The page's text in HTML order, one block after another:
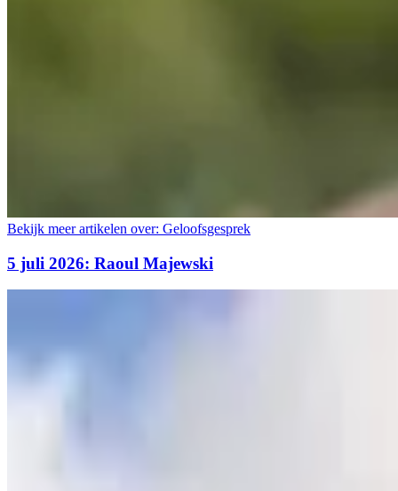
Bekijk meer artikelen over: Geloofsgesprek
5 juli 2026: Raoul Majewski